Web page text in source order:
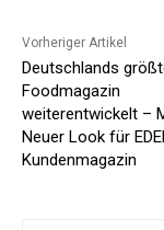
Vorheriger Artikel
Deutschlands
Foodmagazin
weiterentwickelt –
Neuer Look für
Kundenmagazin